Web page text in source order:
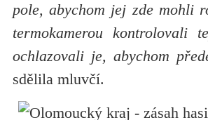
pole, abychom jej zde mohli
termokamerou kontrolovali
ochlazovali je, abychom
sdělila mluvčí.